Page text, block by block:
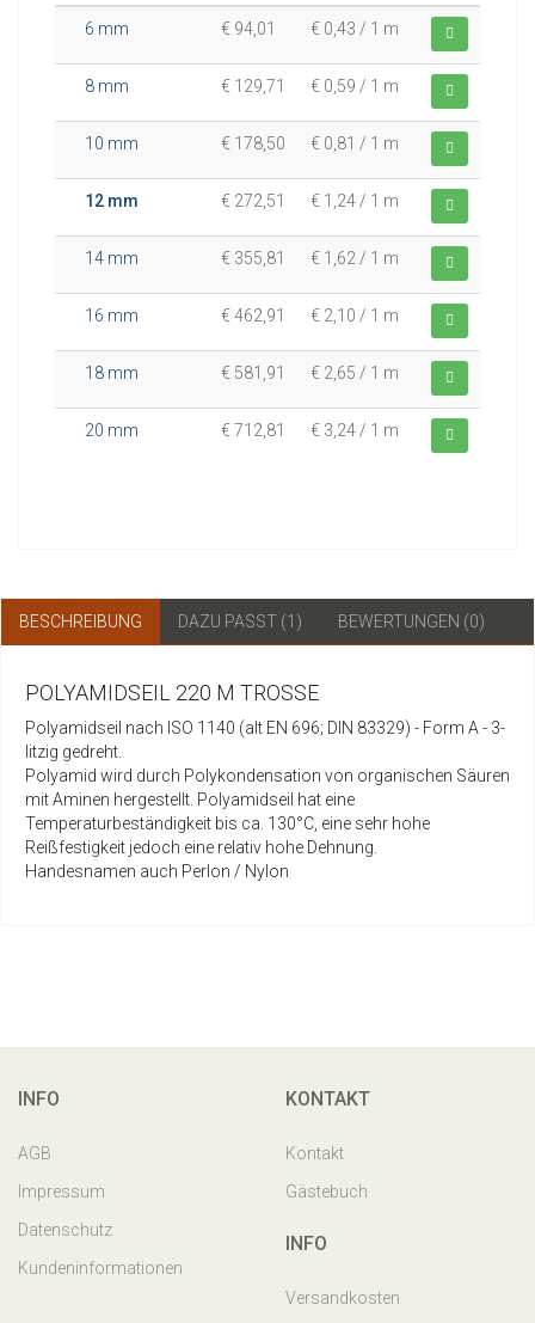
6 mm € 94,01 € 0,43 / 1 m
8 mm € 129,71 € 0,59 / 1 m
10 mm € 178,50 € 0,81 / 1 m
12 mm € 272,51 € 1,24 / 1 m
14 mm € 355,81 € 1,62 / 1 m
16 mm € 462,91 € 2,10 / 1 m
18 mm € 581,91 € 2,65 / 1 m
20 mm € 712,81 € 3,24 / 1 m
BESCHREIBUNG DAZU PASST (1) BEWERTUNGEN (0)
POLYAMIDSEIL 220 M TROSSE
Polyamidseil nach ISO 1140 (alt EN 696; DIN 83329) - Form A - 3-
litzig gedreht.
Polyamid wird durch Polykondensation von organischen Säuren
mit Aminen hergestellt. Polyamidseil hat eine
Temperaturbeständigkeit bis ca. 130°C, eine sehr hohe
Reißfestigkeit jedoch eine relativ hohe Dehnung.
Handesnamen auch Perlon / Nylon
INFO
AGB
Impressum
Datenschutz
Kundeninformationen
KONTAKT
Kontakt
Gästebuch
INFO
Versandkosten